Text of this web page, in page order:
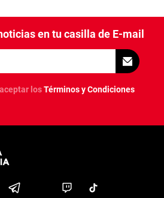
en tu casilla de E-mail
losTérminos y Condiciones